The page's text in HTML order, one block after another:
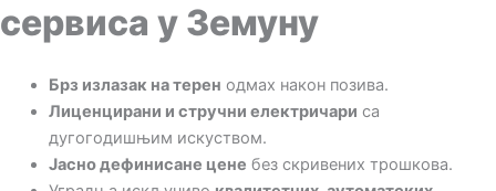
сервиса у Земуну
Брз излазак на терен одмах након позива.
Лиценцирани и стручни електричари са
дугогодишњим искуством.
Јасно дефинисане цене без скривених трошкова.